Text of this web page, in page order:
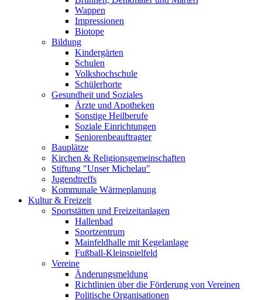
Wappen
Impressionen
Biotope
Bildung
Kindergärten
Schulen
Volkshochschule
Schülerhorte
Gesundheit und Soziales
Ärzte und Apotheken
Sonstige Heilberufe
Soziale Einrichtungen
Seniorenbeauftragter
Bauplätze
Kirchen & Religionsgemeinschaften
Stiftung "Unser Michelau"
Jugendtreffs
Kommunale Wärmeplanung
Kultur & Freizeit
Sportstätten und Freizeitanlagen
Hallenbad
Sportzentrum
Mainfeldhalle mit Kegelanlage
Fußball-Kleinspielfeld
Vereine
Änderungsmeldung
Richtlinien über die Förderung von Vereinen
Politische Organisationen